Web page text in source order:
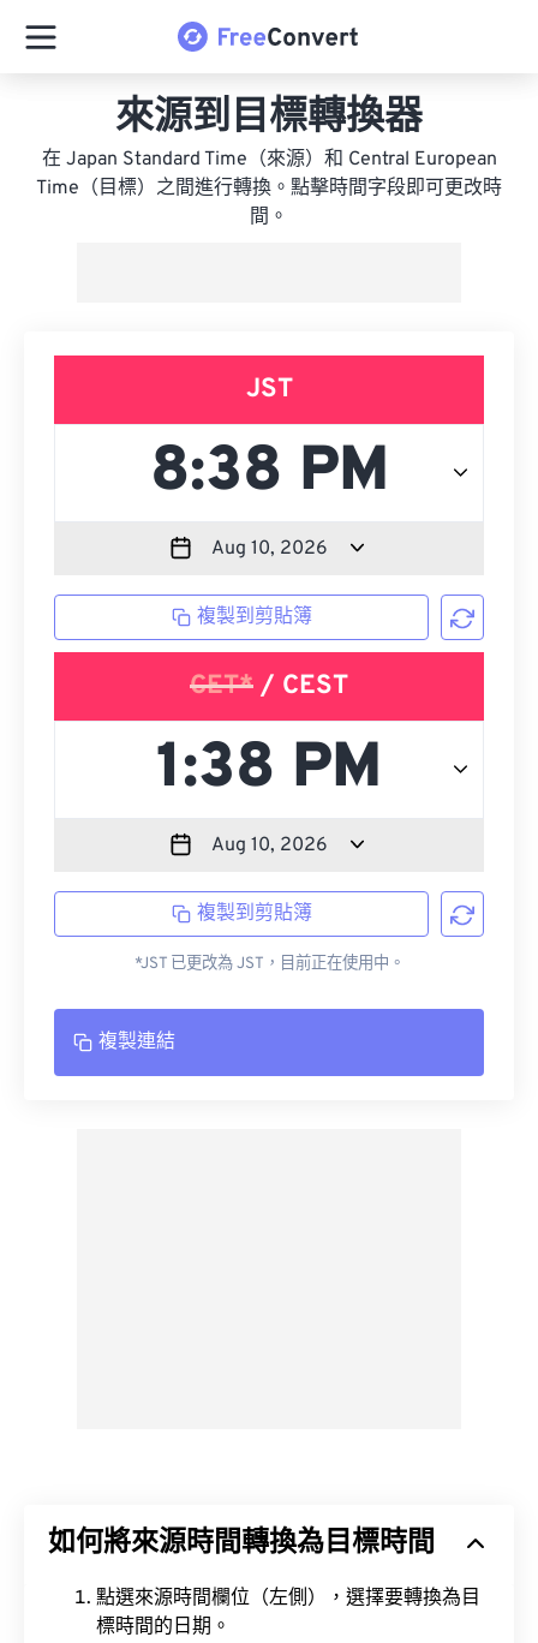
來源到目標轉換器
在 Japan Standard Time（來源）和 Central European
Time（目標）之間進行轉換。點擊時間字段即可更改時
間。
JST
複製到剪貼簿
CET* / CEST
複製到剪貼簿
*JST 已更改為 JST，目前正在使用中。
複製連結
如何將來源時間轉換為目標時間
點選來源時間欄位（左側），選擇要轉換為目
標時間的日期。